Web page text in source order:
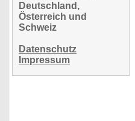
Deutschland,
Österreich und
Schweiz
Datenschutz
Impressum